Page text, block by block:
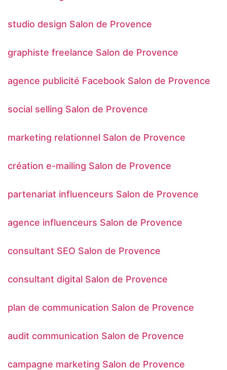
studio design Salon de Provence
graphiste freelance Salon de Provence
agence publicité Facebook Salon de Provence
social selling Salon de Provence
marketing relationnel Salon de Provence
création e-mailing Salon de Provence
partenariat influenceurs Salon de Provence
agence influenceurs Salon de Provence
consultant SEO Salon de Provence
consultant digital Salon de Provence
plan de communication Salon de Provence
audit communication Salon de Provence
campagne marketing Salon de Provence